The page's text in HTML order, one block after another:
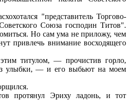
"представитель Торгово-
Союза господин Титов".
Но сам ума не приложу, чем
привлечь внимание восходящего
титулом, — прочистив горло,
улыбки, — и его выбьют на моем
протянул Эриху ладонь, и тот